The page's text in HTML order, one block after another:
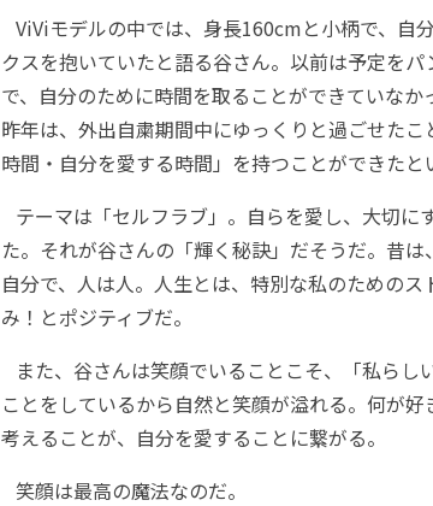
ViViモデルの中では、身長160cmと小柄で、自
クスを抱いていたと語る谷さん。以前は予定を
で、自分のために時間を取ることができていなか
昨年は、外出自粛期間中にゆっくりと過ごせたこ
時間・自分を愛する時間」を持つことができたと
テーマは「セルフラブ」。自らを愛し、大切に
た。それが谷さんの「輝く秘訣」だそうだ。昔
自分で、人は人。人生とは、特別な私のための
み！とポジティブだ。
また、谷さんは笑顔でいることこそ、「私ら
ことをしているから自然と笑顔が溢れる。何が
考えることが、自分を愛することに繋がる。
笑顔は最高の魔法なのだ。